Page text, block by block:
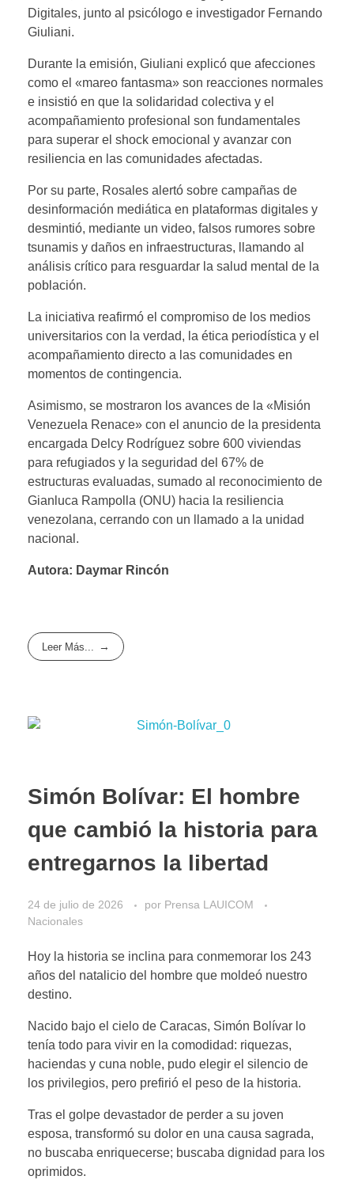
Digitales, junto al psicólogo e investigador Fernando
Giuliani.
Durante la emisión, Giuliani explicó que afecciones
como el «mareo fantasma» son reacciones normales
e insistió en que la solidaridad colectiva y el
acompañamiento profesional son fundamentales
para superar el shock emocional y avanzar con
resiliencia en las comunidades afectadas.
Por su parte, Rosales alertó sobre campañas de
desinformación mediática en plataformas digitales y
desmintió, mediante un video, falsos rumores sobre
tsunamis y daños en infraestructuras, llamando al
análisis crítico para resguardar la salud mental de la
población.
​La iniciativa reafirmó el compromiso de los medios
universitarios con la verdad, la ética periodística y el
acompañamiento directo a las comunidades en
momentos de contingencia.
Asimismo, se mostraron los avances de la «Misión
Venezuela Renace» con el anuncio de la presidenta
encargada Delcy Rodríguez sobre 600 viviendas
para refugiados y la seguridad del 67% de
estructuras evaluadas, sumado al reconocimiento de
Gianluca Rampolla (ONU) hacia la resiliencia
venezolana, cerrando con un llamado a la unidad
nacional.
Autora: Daymar Rincón
Leer Más...
Simón Bolívar: El hombre
que cambió la historia para
entregarnos la libertad
24 de julio de 2026 por Prensa LAUICOM
Nacionales
Hoy la historia se inclina para conmemorar los 243
años del natalicio del hombre que moldeó nuestro
destino.
​Nacido bajo el cielo de Caracas, Simón Bolívar lo
tenía todo para vivir en la comodidad: riquezas,
haciendas y cuna noble, pudo elegir el silencio de
los privilegios, pero prefirió el peso de la historia.
Tras el golpe devastador de perder a su joven
esposa, transformó su dolor en una causa sagrada,
no buscaba enriquecerse; buscaba dignidad para los
oprimidos.